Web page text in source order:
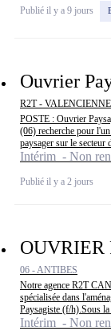
Publié il y a 9 jours
Ouvrier
R2T -
POSTE : Ouvrier
(06) recherche pour
paysager sur le
Intérim - Non
Publié il y a 2 jours
OUVRIER
06 - ANTIBES
Notre agence R2T
spécialisée dans
Paysagiste (f/h).Sous
Intérim - Non